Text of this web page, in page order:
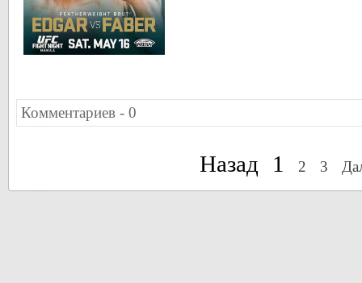
Комментариев - 0
Назад 1 2 3